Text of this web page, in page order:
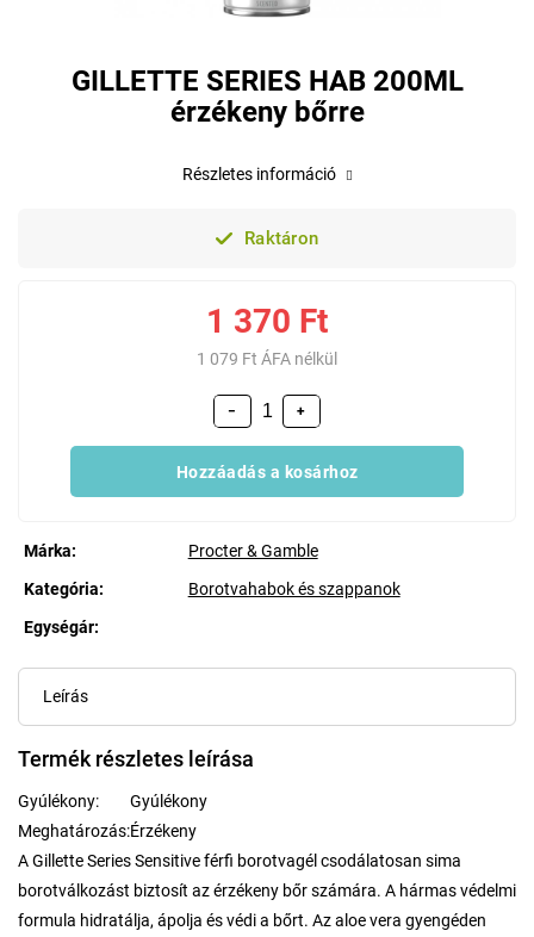
GILLETTE SERIES HAB 200ML
érzékeny bőrre
Raktáron
1 370 Ft
1 079 Ft ÁFA nélkül
+
−
Hozzáadás a kosárhoz
Kategória: Borotvahabok és szappanok
Márka: Procter & Gamble
Egységár:
Részletes információ
Leírás
Termék részletes leírása
Gyúlékony:
Gyúlékony
Meghatározás:Érzékeny
A Gillette Series Sensitive férfi borotvagél csodálatosan sima
borotválkozást biztosít az érzékeny bőr számára. A hármas védelmi
formula hidratálja, ápolja és védi a bőrt. Az aloe vera gyengéden